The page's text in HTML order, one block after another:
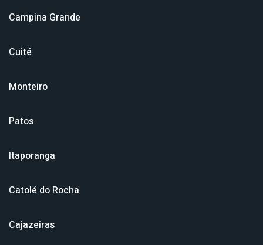
Campina Grande
Cuité
Monteiro
Patos
Itaporanga
Catolé do Rocha
Cajazeiras